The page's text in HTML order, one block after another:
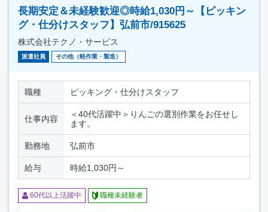
長期安定＆未経験歓迎◎時給1,030円～【ピッキン
グ・仕分けスタッフ】弘前市/915625
株式会社テクノ・サービス
派遣社員 その他（軽作業・製造）
職種 ピッキング・仕分けスタッフ
仕事内容
＜40代活躍中＞りんごの選別作業をお任せし
ます。
勤務地 弘前市
給与 時給1,030円～
60代以上活躍中 職種未経験者